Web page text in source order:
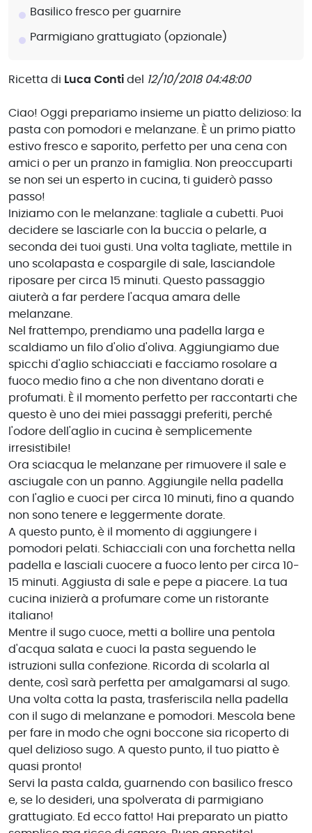
Ricetta di Luca Conti del 12/10/2018 04:48:00
Ciao! Oggi prepariamo insieme un piatto delizioso: la
pasta con pomodori e melanzane. È un primo piatto
estivo fresco e saporito, perfetto per una cena con
amici o per un pranzo in famiglia. Non preoccuparti
se non sei un esperto in cucina, ti guiderò passo
passo!
Iniziamo con le melanzane: tagliale a cubetti. Puoi
decidere se lasciarle con la buccia o pelarle, a
seconda dei tuoi gusti. Una volta tagliate, mettile in
uno scolapasta e cospargile di sale, lasciandole
riposare per circa 15 minuti. Questo passaggio
aiuterà a far perdere l'acqua amara delle
melanzane.
Nel frattempo, prendiamo una padella larga e
scaldiamo un filo d'olio d'oliva. Aggiungiamo due
spicchi d'aglio schiacciati e facciamo rosolare a
fuoco medio fino a che non diventano dorati e
profumati. È il momento perfetto per raccontarti che
questo è uno dei miei passaggi preferiti, perché
l'odore dell'aglio in cucina è semplicemente
irresistibile!
Ora sciacqua le melanzane per rimuovere il sale e
asciugale con un panno. Aggiungile nella padella
con l'aglio e cuoci per circa 10 minuti, fino a quando
non sono tenere e leggermente dorate.
A questo punto, è il momento di aggiungere i
pomodori pelati. Schiacciali con una forchetta nella
padella e lasciali cuocere a fuoco lento per circa 10-
15 minuti. Aggiusta di sale e pepe a piacere. La tua
cucina inizierà a profumare come un ristorante
italiano!
Mentre il sugo cuoce, metti a bollire una pentola
d'acqua salata e cuoci la pasta seguendo le
istruzioni sulla confezione. Ricorda di scolarla al
dente, così sarà perfetta per amalgamarsi al sugo.
Una volta cotta la pasta, trasferiscila nella padella
con il sugo di melanzane e pomodori. Mescola bene
per fare in modo che ogni boccone sia ricoperto di
quel delizioso sugo. A questo punto, il tuo piatto è
quasi pronto!
Servi la pasta calda, guarnendo con basilico fresco
e, se lo desideri, una spolverata di parmigiano
grattugiato. Ed ecco fatto! Hai preparato un piatto
Basilico fresco per guarnire
Parmigiano grattugiato (opzionale)